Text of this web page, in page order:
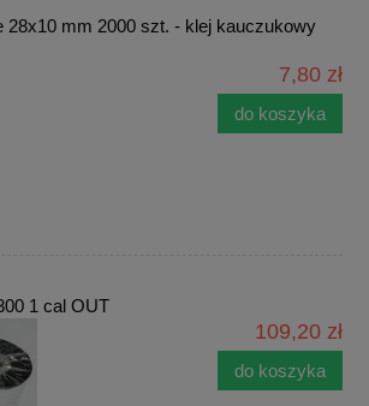
28x10 mm 2000 szt. - klej kauczukowy
7,80 zł
do koszyka
1 cal OUT
109,20 zł
do koszyka